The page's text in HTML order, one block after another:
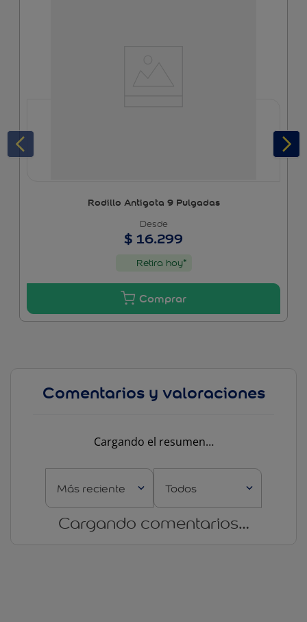
Rodillo Antigota 9 Pulgadas
$ 16.299
Retira hoy*
Cargando el resumen…
Más reciente Todos
Cargando comentarios…